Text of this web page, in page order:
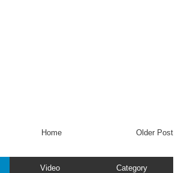
Older Post
Home
Video Category